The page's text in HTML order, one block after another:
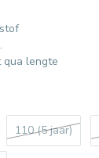
qua lengte
110 (5 jaar)